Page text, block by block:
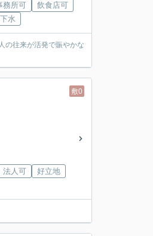
務所可
飲食店可
水
の往来が活発で賑やかな
敷0
法人可
好立地